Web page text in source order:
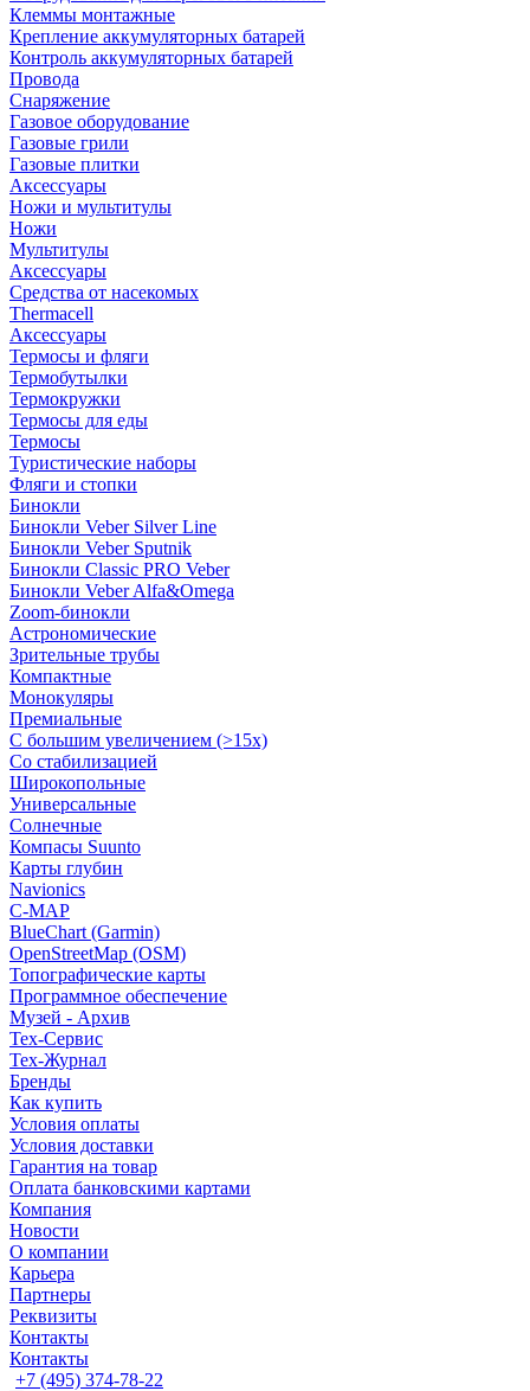
Клеммы монтажные
Крепление аккумуляторных батарей
Контроль аккумуляторных батарей
Провода
Снаряжение
Газовое оборудование
Газовые грили
Газовые плитки
Аксессуары
Ножи и мультитулы
Ножи
Мультитулы
Аксессуары
Средства от насекомых
Thermacell
Аксессуары
Термосы и фляги
Термобутылки
Термокружки
Термосы для еды
Термосы
Туристические наборы
Фляги и стопки
Бинокли
Бинокли Veber Silver Line
Бинокли Veber Sputnik
Бинокли Classic PRO Veber
Бинокли Veber Alfa&Omega
Zoom-бинокли
Астрономические
Зрительные трубы
Компактные
Монокуляры
Премиальные
С большим увеличением (>15x)
Со стабилизацией
Широкопольные
Универсальные
Солнечные
Компасы Suunto
Карты глубин
Navionics
C-MAP
BlueChart (Garmin)
OpenStreetMap (OSM)
Топографические карты
Программное обеспечение
Музей - Архив
Tex-Сервис
Тех-Журнал
Бренды
Как купить
Условия оплаты
Условия доставки
Гарантия на товар
Оплата банковскими картами
Компания
Новости
О компании
Карьера
Партнеры
Реквизиты
Контакты
Контакты
+7 (495) 374-78-22